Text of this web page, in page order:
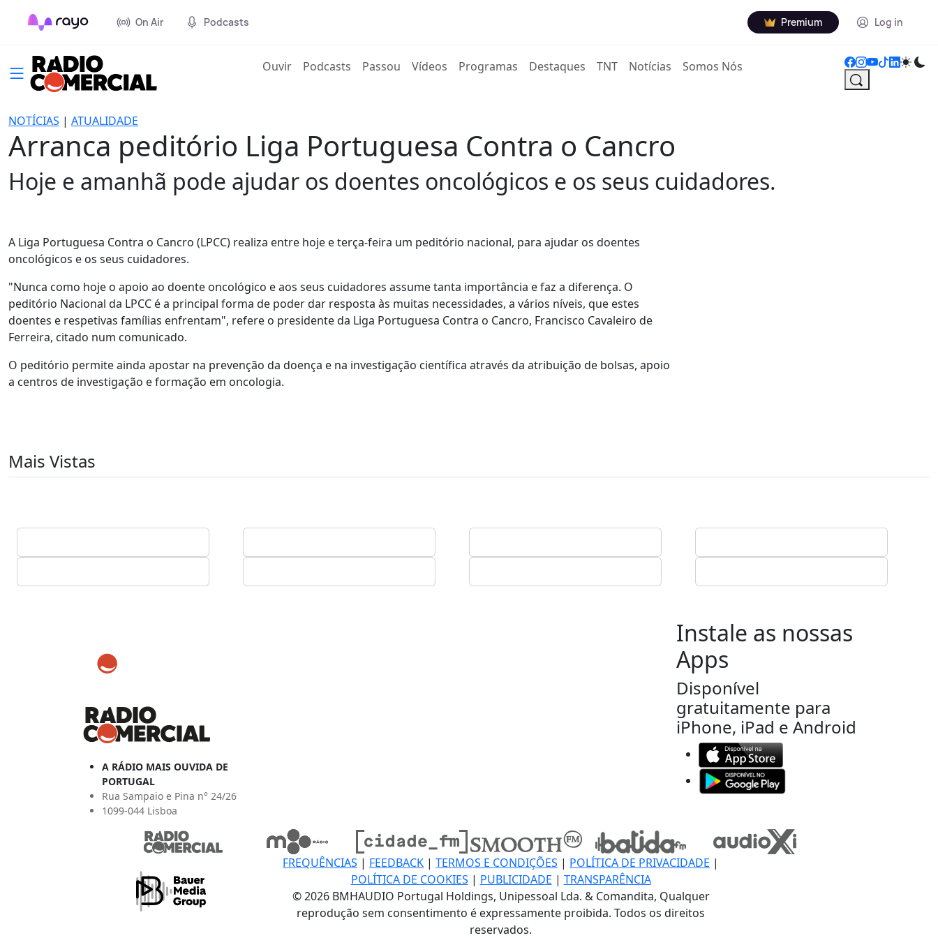
On Air Podcasts Premium Log in
Ouvir(current)
Podcasts Passou Vídeos Programas Destaques TNT Notícias Somos Nós
NOTÍCIAS | ATUALIDADE
Arranca peditório Liga Portuguesa Contra o Cancro
Hoje e amanhã pode ajudar os doentes oncológicos e os seus cuidadores.
A Liga Portuguesa Contra o Cancro (LPCC) realiza entre hoje e terça-feira um peditório nacional, para ajudar os doentes
oncológicos e os seus cuidadores.
"Nunca como hoje o apoio ao doente oncológico e aos seus cuidadores assume tanta importância e faz a diferença. O
peditório Nacional da LPCC é a principal forma de poder dar resposta às muitas necessidades, a vários níveis, que estes
doentes e respetivas famílias enfrentam", refere o presidente da Liga Portuguesa Contra o Cancro, Francisco Cavaleiro de
Ferreira, citado num comunicado.
O peditório permite ainda apostar na prevenção da doença e na investigação científica através da atribuição de bolsas, apoio
a centros de investigação e formação em oncologia.
Mais Vistas
A RÁDIO MAIS OUVIDA DE
PORTUGAL
Rua Sampaio e Pina n° 24/26
1099-044 Lisboa
Instale as nossas
Apps
Disponível
gratuitamente para
iPhone, iPad e Android
FREQUÊNCIAS | FEEDBACK | TERMOS E CONDIÇÕES | POLÍTICA DE PRIVACIDADE |
POLÍTICA DE COOKIES | PUBLICIDADE | TRANSPARÊNCIA
© 2026 BMHAUDIO Portugal Holdings, Unipessoal Lda. & Comandita, Qualquer
reprodução sem consentimento é expressamente proibida. Todos os direitos
reservados.